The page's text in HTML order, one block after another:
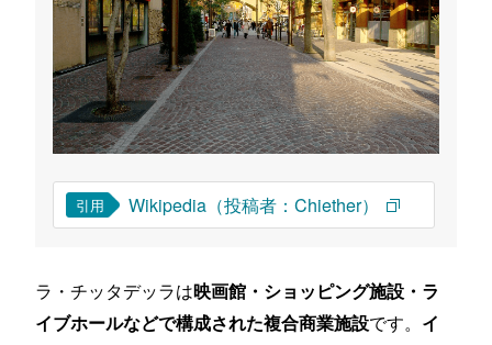
引用 Wikipedia（投稿者：Chiether）
ラ・チッタデッラは映画館・ショッピング施設・ラ
イブホールなどで構成された複合商業施設です。 イ